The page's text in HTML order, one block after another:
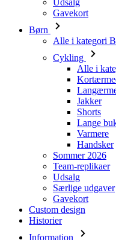
Cykling
Alle i
Jakker
Shorts
Lange
Varmere
Handsker
Sommer 2026
Team-replikaer
Udsalg
Særlige udgaver
Gavekort
Custom design
Historier
Information
Cookies Politik
Om os
Generel
Vilkår for